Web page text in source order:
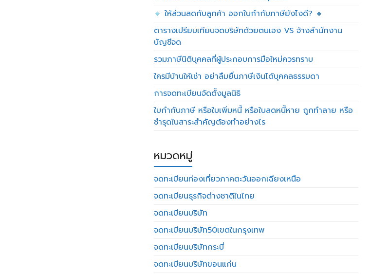
🔸 ให้ส่วนลดกับลูกค้า ออกใบกำกับภาษียังไงดี? 🔸
ตารางเปรียบเทียบจดบริษัทด้วยตนเอง VS จ้างสำนักงาน
บัญชีจด
รวมภาษีนิติบุคคลที่ผู้ประกอบการมือใหม่ควรทราบ
ใครมีบ้านให้เช่า อย่าลืมยื่นภาษีเงินได้บุคคลธรรมดา
การจดทะเบียนจัดตั้งมูลนิธิ
ใบกำกับภาษี หรือใบเพิ่มหนี้ หรือใบลดหนี้หาย ถูกทำลาย หรือ
ชำรุดในสาระสำคัญต้องทำอย่างไร
หมวดหมู่
จดทะเบียนท่องเที่ยวภาคตะวันออกเฉียงเหนือ
จดทะเบียนธุรกิจต่างชาติในไทย
จดทะเบียนบริษัท
จดทะเบียนบริษัท50เขตในกรุงเทพ
จดทะเบียนบริษัทกระบี่
จดทะเบียนบริษัทขอนแก่น